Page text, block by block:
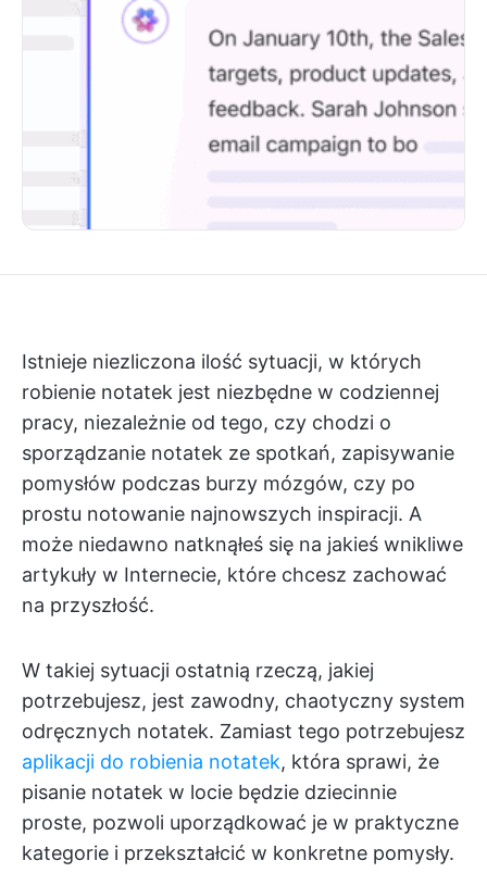
Istnieje niezliczona ilość sytuacji, w których
robienie notatek jest niezbędne w codziennej
pracy, niezależnie od tego, czy chodzi o
sporządzanie notatek ze spotkań, zapisywanie
pomysłów podczas burzy mózgów, czy po
prostu notowanie najnowszych inspiracji. A
może niedawno natknąłeś się na jakieś wnikliwe
artykuły w Internecie, które chcesz zachować
na przyszłość.
W takiej sytuacji ostatnią rzeczą, jakiej
potrzebujesz, jest zawodny, chaotyczny system
odręcznych notatek. Zamiast tego potrzebujesz
aplikacji do robienia notatek, która sprawi, że
pisanie notatek w locie będzie dziecinnie
proste, pozwoli uporządkować je w praktyczne
kategorie i przekształcić w konkretne pomysły.